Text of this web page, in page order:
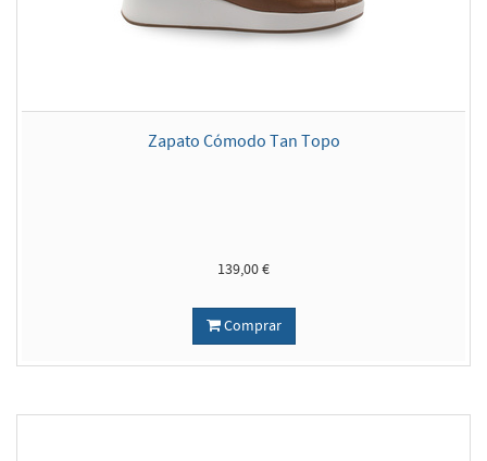
Zapato Cómodo Tan Topo
139,00 €
Comprar